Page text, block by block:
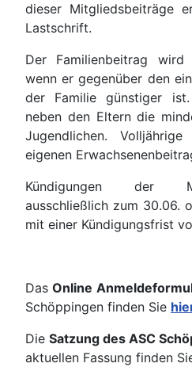
dieser Mitgliedsbeiträge
Lastschrift.
Der Familienbeitrag wird
wenn er gegenüber den
der Familie günstiger
neben den Eltern die
Jugendlichen.
eigenen
Kündigungen der
ausschließlich zum 30.06.
mit einer Kündigungsfrist
Das Online
Schöppingen finden Sie
Die Satzung des ASC
aktuellen Fassung finden